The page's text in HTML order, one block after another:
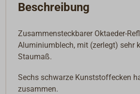
Beschreibung
Zusammensteckbarer Oktaeder-
Aluminiumblech, mit (zerlegt) sehr
Staumaß.
Sechs schwarze Kunststoffecken
zusammen.